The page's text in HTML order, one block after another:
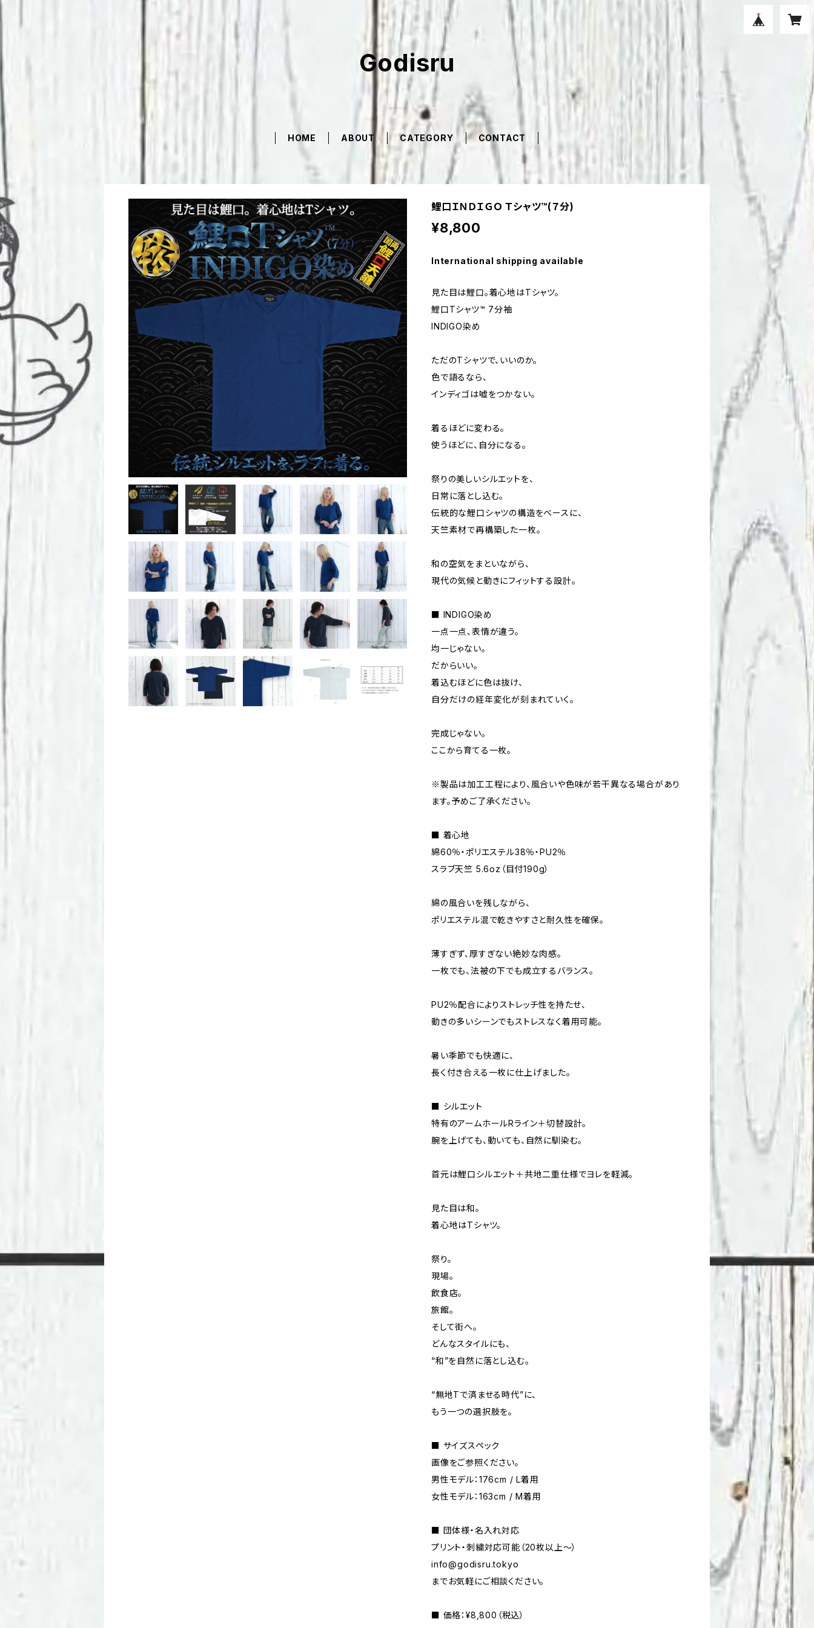
Godisru
HOME ABOUT CATEGORY CONTACT
鯉口ＩＮＤＩＧＯ Ｔシャツ™(７分)
¥8,800
International shipping available
見た目は鯉口。着心地はTシャツ。
鯉口Tシャツ™ 7分袖
INDIGO染め
ただのTシャツで、いいのか。
色で語るなら、
インディゴは嘘をつかない。
着るほどに変わる。
使うほどに、自分になる。
祭りの美しいシルエットを、
日常に落とし込む。
伝統的な鯉口シャツの構造をベースに、
天竺素材で再構築した一枚。
和の空気をまといながら、
現代の気候と動きにフィットする設計。
■ INDIGO染め
一点一点、表情が違う。
均一じゃない。
だからいい。
着込むほどに色は抜け、
自分だけの経年変化が刻まれていく。
完成じゃない。
ここから育てる一枚。
※製品は加工工程により、風合いや色味が若干異なる場合があり
ます。予めご了承ください。
■ 着心地
綿60％・ポリエステル38％・PU2％
スラブ天竺 5.6oz（目付190g）
綿の風合いを残しながら、
ポリエステル混で乾きやすさと耐久性を確保。
薄すぎず、厚すぎない絶妙な肉感。
一枚でも、法被の下でも成立するバランス。
PU2％配合によりストレッチ性を持たせ、
動きの多いシーンでもストレスなく着用可能。
暑い季節でも快適に、
長く付き合える一枚に仕上げました。
■ シルエット
特有のアームホールRライン＋切替設計。
腕を上げても、動いても、自然に馴染む。
首元は鯉口シルエット＋共地二重仕様でヨレを軽減。
見た目は和。
着心地はTシャツ。
祭り。
現場。
飲食店。
旅館。
そして街へ。
どんなスタイルにも、
“和”を自然に落とし込む。
“無地Tで済ませる時代”に、
もう一つの選択肢を。
■ サイズスペック
画像をご参照ください。
男性モデル：176cm / L着用
女性モデル：163cm / M着用
■ 団体様・名入れ対応
プリント・刺繍対応可能（20枚以上〜）
info@godisru.tokyo
までお気軽にご相談ください。
■ 価格：¥8,800（税込）